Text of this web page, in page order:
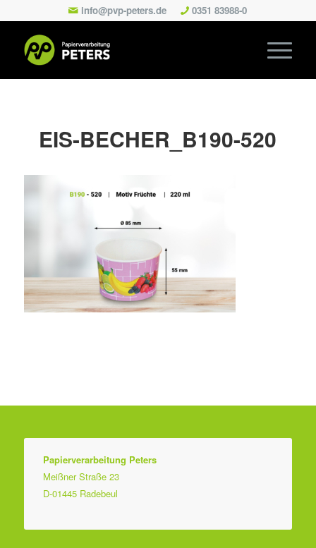
info@pvp-peters.de 0351 83988-0
EIS-BECHER_B190-520
Papierverarbeitung Peters
Meißner Straße 23
D-01445 Radebeul